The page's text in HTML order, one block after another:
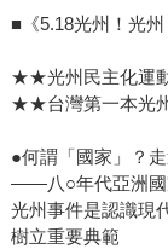
■《5.18光州！光州
★★光州民主化運
★★台灣第一本光
●何謂「國家」？
——八○年代亞洲國
光州事件是認識現
樹立重要典範